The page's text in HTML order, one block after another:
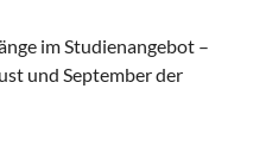
im Studienangebot –
und September der